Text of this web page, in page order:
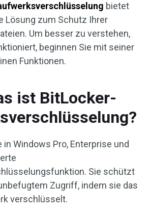
bietet
Lösung zum Schutz Ihrer
Um besser zu verstehen,
beginnen Sie mit seiner
Funktionen.
ist BitLocker-
Windows Pro, Enterprise und
Sie schützt
Zugriff, indem sie das
verschlüsselt.